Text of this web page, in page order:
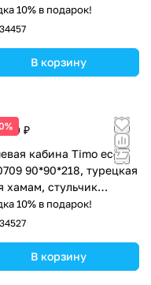
10% в подарок!
34457
В корзину
₽
кабина Timo eco
90*90*218, турецкая
хамам, стульчик
10% в подарок!
34527
В корзину